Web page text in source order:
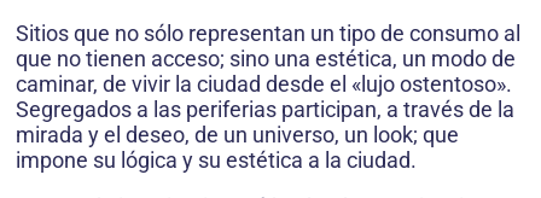
Sitios que no sólo representan un tipo de consumo al
que no tienen acceso; sino una estética, un modo de
caminar, de vivir la ciudad desde el «lujo ostentoso».
Segregados a las periferias participan, a través de la
mirada y el deseo, de un universo, un look; que
impone su lógica y su estética a la ciudad.